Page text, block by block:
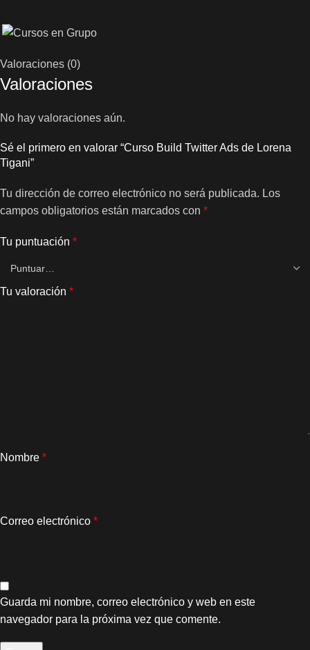
Valoraciones (0)
Valoraciones
No hay valoraciones aún.
Sé el primero en valorar “Curso Build Twitter Ads de Lorena
Tigani”
Tu dirección de correo electrónico no será publicada. Los
campos obligatorios están marcados con *
Tu puntuación *
Tu valoración *
Nombre *
Correo electrónico *
Guarda mi nombre, correo electrónico y web en este
navegador para la próxima vez que comente.